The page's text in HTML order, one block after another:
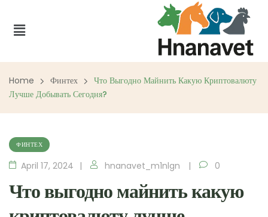
Home Финтех
Что Выгодно Майнить Какую Криптовалюту
Лучше Добывать Сегодня?
ФИНТЕХ
April 17, 2024 hnanavet_m1nlgn 0
Что выгодно майнить какую